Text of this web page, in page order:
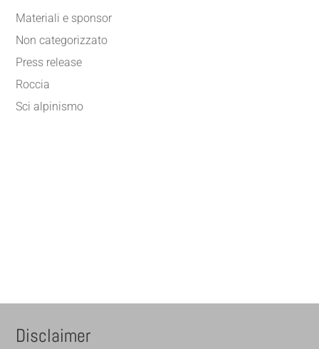
Materiali e sponsor
Non categorizzato
Press release
Roccia
Sci alpinismo
Disclaimer